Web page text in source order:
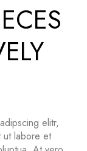
elitr,
ut labore et